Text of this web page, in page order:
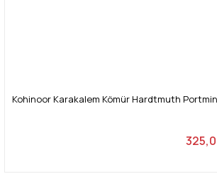
Kohinoor Karakalem Kömür Hardtmuth